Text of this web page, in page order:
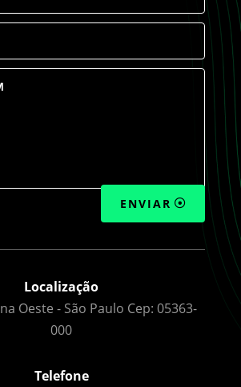
ENVIAR
Localização
Oeste - São Paulo Cep: 05363-
000
Telefone